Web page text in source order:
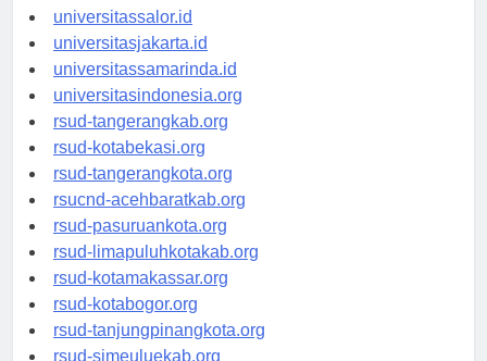
universitaswalesi.id
universitassalor.id
universitasjakarta.id
universitassamarinda.id
universitasindonesia.org
rsud-tangerangkab.org
rsud-kotabekasi.org
rsud-tangerangkota.org
rsucnd-acehbaratkab.org
rsud-pasuruankota.org
rsud-limapuluhkotakab.org
rsud-kotamakassar.org
rsud-kotabogor.org
rsud-tanjungpinangkota.org